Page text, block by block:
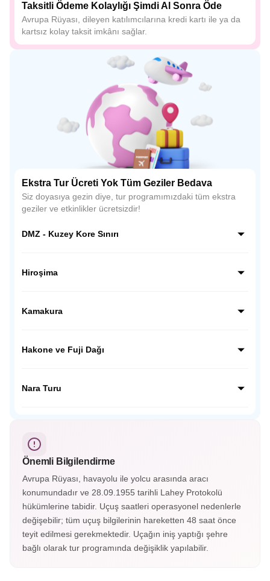
Taksitli Ödeme Kolaylığı Şimdi Al Sonra Öde
Avrupa Rüyası, dileyen katılımcılarına kredi kartı ile ya da
kartsız kolay taksit imkânı sağlar.
Ekstra Tur Ücreti Yok Tüm Geziler Bedava
Siz doyasıya gezin diye, tur programımızdaki tüm ekstra
geziler ve etkinlikler ücretsizdir!
DMZ - Kuzey Kore Sınırı
bölgelerinden biri olan DMZ’de rehber eşliğinde özel bir
hikâyesine tanıklık ediyoruz.
Hiroşima
Anıtı Parkı ve Atom Bombası Kubbesi’ni ziyaret ederek
Kamakura
ziyaretimiz sonrası Japon inanışında çok önemli yer tutan
Hakone ve Fuji Dağı
gezeceğiz. Fuji Dağı’nın etekleri olan 5. istasyon olarak
Nara Turu
çevresinde gezinen Nara geyiklerini severek besleyeceğiz.
Önemli Bilgilendirme
Avrupa Rüyası, havayolu ile yolcu arasında aracı
konumundadır ve 28.09.1955 tarihli Lahey Protokolü
hükümlerine tabidir. Uçuş saatleri operasyonel nedenlerle
değişebilir; tüm uçuş bilgilerinin hareketten 48 saat önce
teyit edilmesi gerekmektedir. Uçağın iniş yaptığı şehre
bağlı olarak tur programında değişiklik yapılabilir.